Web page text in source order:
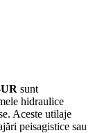
sunt
hidraulice
Aceste utilaje
peisagistice sau